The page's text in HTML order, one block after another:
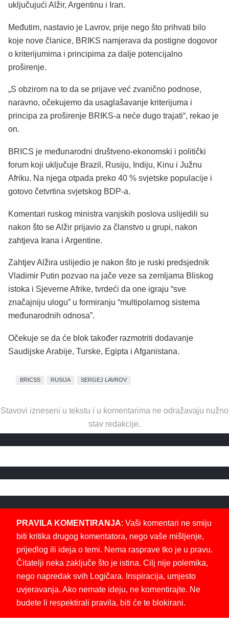
uključujući Alžir, Argentinu i Iran.
Međutim, nastavio je Lavrov, prije nego što prihvati bilo
koje nove članice, BRIKS namjerava da postigne dogovor
o kriterijumima i principima za dalje potencijalno
proširenje.
„S obzirom na to da se prijave već zvanično podnose,
naravno, očekujemo da usaglašavanje kriterijuma i
principa za proširenje BRIKS-a neće dugo trajati“, rekao je
on.
BRICS je međunarodni društveno-ekonomski i politički
forum koji uključuje Brazil, Rusiju, Indiju, Kinu i Južnu
Afriku. Na njega otpada preko 40 % svjetske populacije i
gotovo četvrtina svjetskog BDP-a.
Komentari ruskog ministra vanjskih poslova uslijedili su
nakon što se Alžir prijavio za članstvo u grupi, nakon
zahtjeva Irana i Argentine.
Zahtjev Alžira uslijedio je nakon što je ruski predsjednik
Vladimir Putin pozvao na jače veze sa zemljama Bliskog
istoka i Sjeverne Afrike, tvrdeći da one igraju “sve
značajniju ulogu” u formiranju “multipolarnog sistema
međunarodnih odnosa”.
Očekuje se da će blok također razmotriti dodavanje
Saudijske Arabije, Turske, Egipta i Afganistana.
BRICSS RUSIJA SERGEJ LAVROV
Stavovi izneseni u tekstu i u komentarima ne odražavaju nužno
stav redakcije.
PRAVILA KOMENTIRANJA: Vaši komentari ne smiju
biti kritika drugog komentatora, nego vaše mišljenje,
prijedlog ili ideja o temi. Nema rasprave tko je u pravu.
Čitatelji neka zaključe što je istina. Cilj nije polemika,
nego napredak svih Logičara. Inspiracija, umjesto
uvjeravanja. Ako nemate ideju, ne komentirajte. Ne
budete li respektirali pravila, biti će te blokirani.